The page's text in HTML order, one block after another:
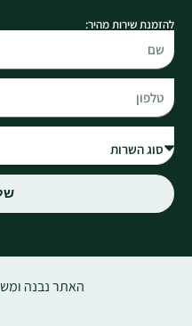
להזמנת שירות מהיר:
האתר נבנה